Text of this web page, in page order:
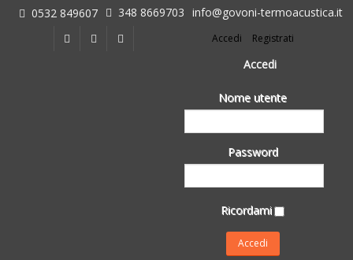
0532 849607 348 8669703 info@govoni-termoacustica.it
Accedi Registrati
Accedi
Nome utente
Password
Ricordami
L'azienda
Chi siamo
Fasi della Ricostruzione Post Terremoto
Impermeabilizzanti per l'edilizia
Isolanti Termici, cartongesso e sistemi a secco